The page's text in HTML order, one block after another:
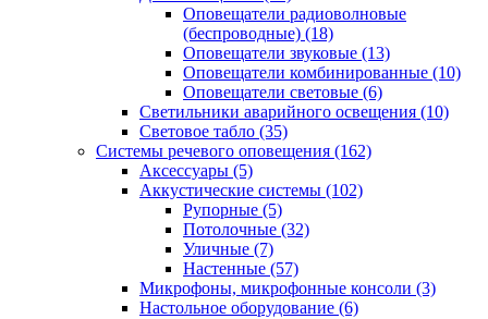
Оповещатели радиоволновые
(беспроводные) (18)
Оповещатели звуковые (13)
Оповещатели комбинированные (10)
Оповещатели световые (6)
Светильники аварийного освещения (10)
Световое табло (35)
Системы речевого оповещения (162)
Аксессуары (5)
Аккустические системы (102)
Рупорные (5)
Потолочные (32)
Уличные (7)
Настенные (57)
Микрофоны, микрофонные консоли (3)
Настольное оборудование (6)